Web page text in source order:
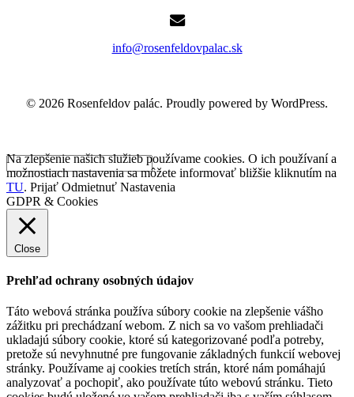
info@rosenfeldovpalac.sk
© 2026 Rosenfeldov palác. Proudly powered by WordPress.
Na zlepšenie našich služieb používame cookies. O ich používaní a
možnostiach nastavenia sa môžete informovať bližšie kliknutím na
TU. Prijať Odmietnuť Nastavenia
GDPR & Cookies
Close
Prehľad ochrany osobných údajov
Táto webová stránka používa súbory cookie na zlepšenie vášho
zážitku pri prechádzaní webom. Z nich sa vo vašom prehliadači
ukladajú súbory cookie, ktoré sú kategorizované podľa potreby,
pretože sú nevyhnutné pre fungovanie základných funkcií webovej
stránky. Používame aj cookies tretích strán, ktoré nám pomáhajú
analyzovať a pochopiť, ako používate túto webovú stránku. Tieto